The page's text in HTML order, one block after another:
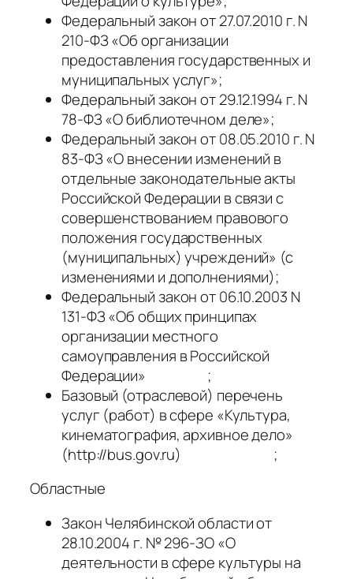
Федеральный закон от 27.07.2010 г. N
210-ФЗ «Об организации
предоставления государственных и
муниципальных услуг»;
Федеральный закон от 29.12.1994 г. N
78-ФЗ «О библиотечном деле»;
Федеральный закон от 08.05.2010 г. N
83-ФЗ «О внесении изменений в
отдельные законодательные акты
Российской Федерации в связи с
совершенствованием правового
положения государственных
(муниципальных) учреждений» (с
изменениями и дополнениями);
Федеральный закон от 06.10.2003 N
131-ФЗ «Об общих принципах
организации местного
самоуправления в Российской
Федерации» ;
Базовый (отраслевой) перечень
услуг (работ) в сфере «Культура,
кинематография, архивное дело»
(http://bus.gov.ru) ;
Областные
Закон Челябинской области от
28.10.2004 г. № 296-ЗО «О
деятельности в сфере культуры на